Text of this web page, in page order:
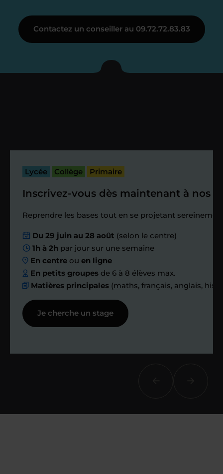
Je vous présente votre
enseignant sous 72
passé.
Étape 4
Nous planifions
ensemble des
échanges réguliers
Afin de suivre le travail et les progrès
réalisés, votre enseignant et moi-
même vous proposons des points et
Contactez un conseiller au 09.72.72.83.83
Lycée Collège Primaire
Inscrivez-vous dès maintenant à nos
Reprendre les bases tout en se projetant
Du 29 juin au 28 août (selon le centre)
1h à 2h par jour sur une semaine
En centre ouen ligne
En petits groupes de 6 à 8 élèves max.
Matières principales (maths, français, anglais,
Je cherche un stage